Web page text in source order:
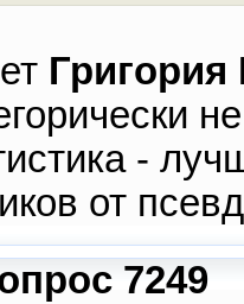
-
от
7249